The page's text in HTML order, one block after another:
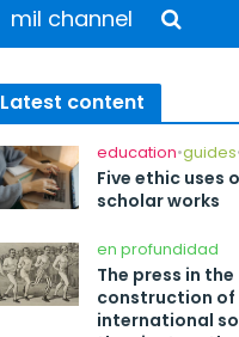
mil channel
Latest content
education•guides
Five ethic uses
scholar works
en profundidad
The press in the
construction of
international